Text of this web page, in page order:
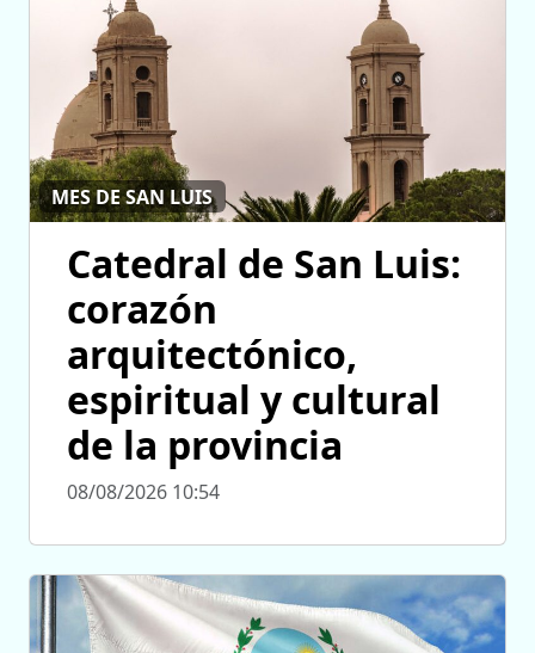
MES DE SAN LUIS
Catedral de San Luis:
corazón
arquitectónico,
espiritual y cultural
de la provincia
08/08/2026 10:54